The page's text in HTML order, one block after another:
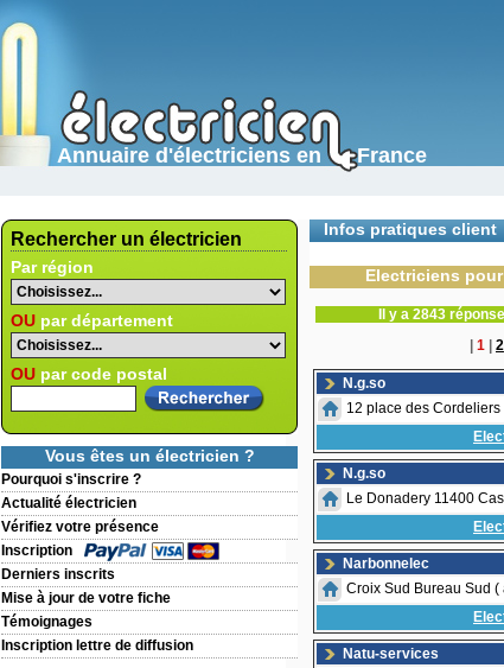
Annuaire d'électriciens en France
Rechercher un électricien
Par région
OU par département
OU par code postal
Vous êtes un électricien ?
Pourquoi s'inscrire ?
Actualité électricien
Vérifiez votre présence
Inscription
Derniers inscrits
Mise à jour de votre fiche
Témoignages
Inscription lettre de diffusion
Infos pratiques client
Electriciens
Il y a 2843
1 2
N.g.so
12 place des
N.g.so
Le Donadery 11400
Narbonnelec
Croix Sud Bureau Sud
Natu-services